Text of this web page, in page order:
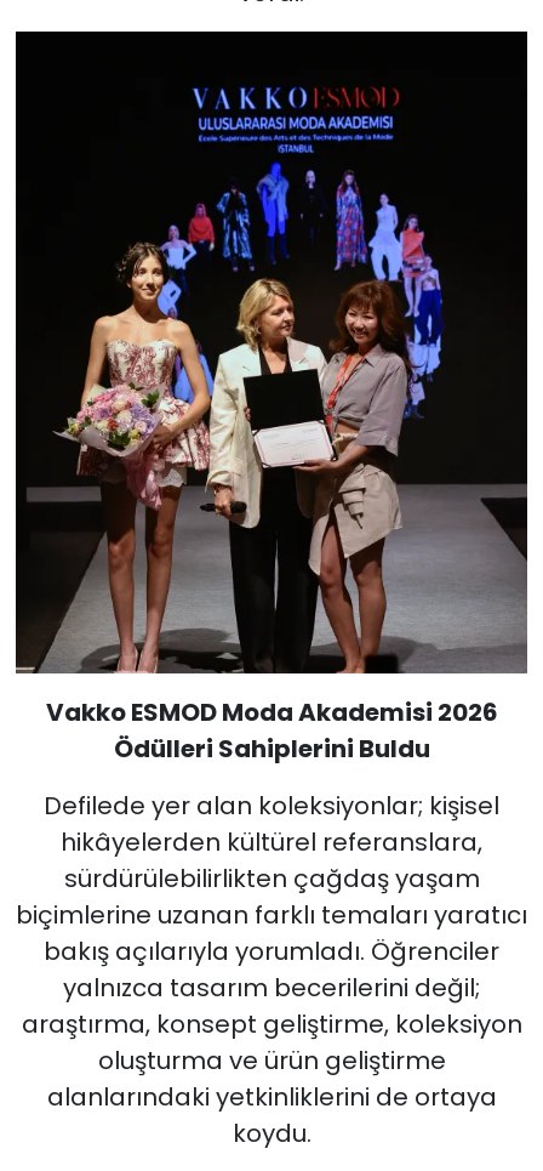
Vakko ESMOD Moda Akademisi 2026
Ödülleri Sahiplerini Buldu
Defilede yer alan koleksiyonlar; kişisel
hikâyelerden kültürel referanslara,
sürdürülebilirlikten çağdaş yaşam
biçimlerine uzanan farklı temaları yaratıcı
bakış açılarıyla yorumladı. Öğrenciler
yalnızca tasarım becerilerini değil;
araştırma, konsept geliştirme, koleksiyon
oluşturma ve ürün geliştirme
alanlarındaki yetkinliklerini de ortaya
koydu.